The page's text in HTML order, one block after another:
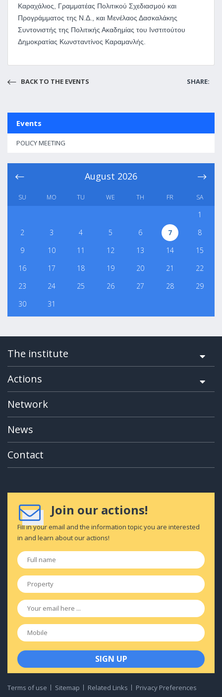
Καραχάλιος, Γραμματέας Πολιτικού Σχεδιασμού και
Προγράμματος της Ν.Δ., και Μενέλαος Δασκαλάκης
Συντονιστής της Πολιτικής Ακαδημίας του Ινστιτούτου
Δημοκρατίας Κωνσταντίνος Καραμανλής.
BACK TO THE EVENTS SHARE:
Events
POLICY MEETING
August 2026
SU MO TU WE TH FR SA
1
2
3 4 5 6 7
8
9
10 11 12 13 14
15
16
17 18 19 20 21
22
23
24 25 26 27 28
29
30
31
The institute
Actions
Network
News
Contact
Join our actions!
Fill in your email and the information topic you are interested
in and learn about our actions!
Full
name
*
Property
Email
Mobile
Terms of use Sitemap Related Links Privacy Preferences